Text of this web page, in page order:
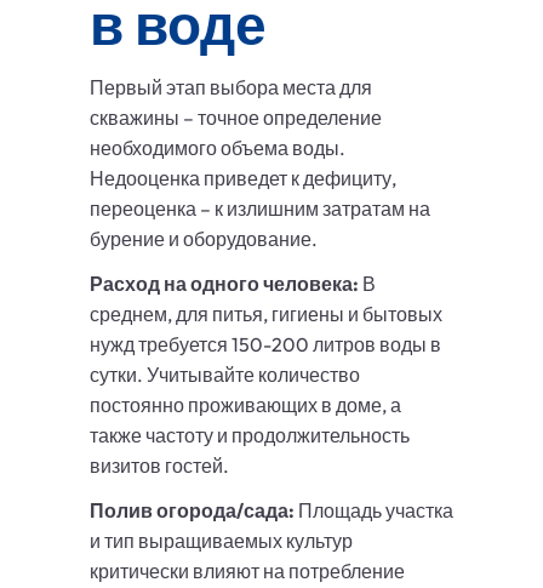
в воде
Первый этап выбора места для
скважины – точное определение
необходимого объема воды.
Недооценка приведет к дефициту,
переоценка – к излишним затратам на
бурение и оборудование.
Расход на одного человека: В
среднем, для питья, гигиены и бытовых
нужд требуется 150-200 литров воды в
сутки. Учитывайте количество
постоянно проживающих в доме, а
также частоту и продолжительность
визитов гостей.
Полив огорода/сада: Площадь участка
и тип выращиваемых культур
критически влияют на потребление